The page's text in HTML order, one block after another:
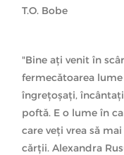
T.O. Bobe
"Bine ați venit în
fermecătoarea
îngrețoșați,
poftă. E o lume în
care veți vrea să
cărții. Alexandra